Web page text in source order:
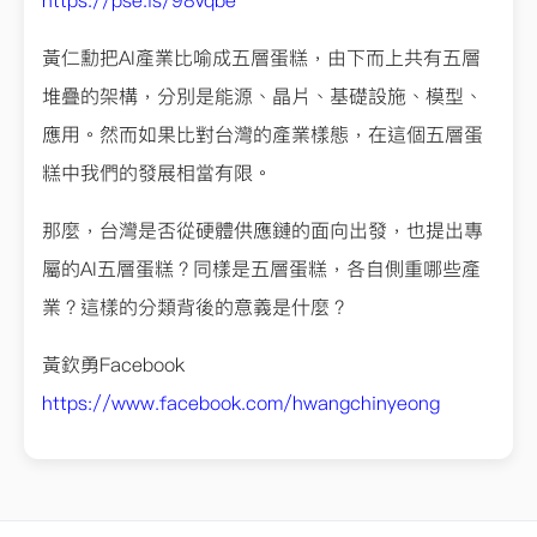
黃仁勳把AI產業比喻成五層蛋糕，由下而上共有五層
堆疊的架構，分別是能源、晶片、基礎設施、模型、
應用。然而如果比對台灣的產業樣態，在這個五層蛋
糕中我們的發展相當有限。
那麼，台灣是否從硬體供應鏈的面向出發，也提出專
屬的AI五層蛋糕？同樣是五層蛋糕，各自側重哪些產
業？這樣的分類背後的意義是什麼？
黃欽勇Facebook
https://www.facebook.com/hwangchinyeong